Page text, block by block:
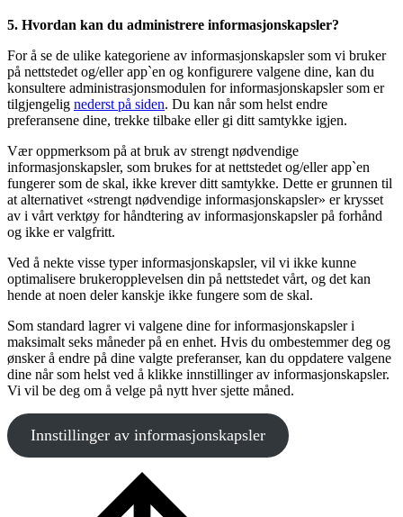
5. Hvordan kan du administrere informasjonskapsler?
For å se de ulike kategoriene av informasjonskapsler som vi bruker
på nettstedet og/eller app`en og konfigurere valgene dine, kan du
konsultere administrasjonsmodulen for informasjonskapsler som er
tilgjengelig nederst på siden. Du kan når som helst endre
preferansene dine, trekke tilbake eller gi ditt samtykke igjen.
Vær oppmerksom på at bruk av strengt nødvendige
informasjonskapsler, som brukes for at nettstedet og/eller app`en
fungerer som de skal, ikke krever ditt samtykke. Dette er grunnen til
at alternativet «strengt nødvendige informasjonskapsler» er krysset
av i vårt verktøy for håndtering av informasjonskapsler på forhånd
og ikke er valgfritt.
Ved å nekte visse typer informasjonskapsler, vil vi ikke kunne
optimalisere brukeropplevelsen din på nettstedet vårt, og det kan
hende at noen deler kanskje ikke fungere som de skal.
Som standard lagrer vi valgene dine for informasjonskapsler i
maksimalt seks måneder på en enhet. Hvis du ombestemmer deg og
ønsker å endre på dine valgte preferanser, kan du oppdatere valgene
dine når som helst ved å klikke innstillinger av informasjonskapsler.
Vi vil be deg om å velge på nytt hver sjette måned.
Innstillinger av informasjonskapsler